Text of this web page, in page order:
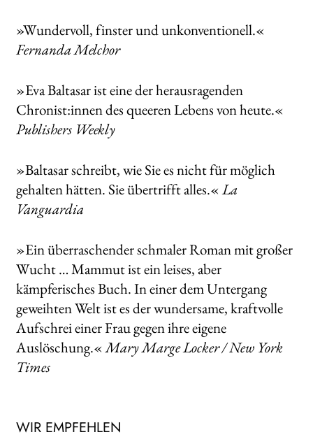
»Wundervoll, finster und unkonventionell.«
Fernanda Melchor
»Eva Baltasar ist eine der herausragenden
Chronist:innen des queeren Lebens von heute.«
Publishers Weekly
»Baltasar schreibt, wie Sie es nicht für möglich
gehalten hätten. Sie übertrifft alles.«La
Vanguardia
»Ein überraschender schmaler Roman mit großer
Wucht … Mammut ist ein leises, aber
kämpferisches Buch. In einer dem Untergang
geweihten Welt ist es der wundersame, kraftvolle
Aufschrei einer Frau gegen ihre eigene
Auslöschung.«Mary Marge Locker / New York
Times
WIR EMPFEHLEN